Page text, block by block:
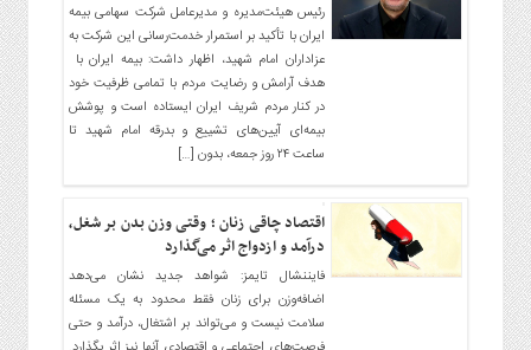
رئیس هیئت‌مدیره و مدیرعامل شرکت سهامی بیمه
ایران با تأکید بر استمرار خدمت‌رسانی این شرکت به
عزاداران امام شهید، اظهار داشت: بیمه ایران با
هدف آرامش و رضایت مردم با تمامی ظرفیت‌ خود
در کنار مردم شریف ایران ایستاده است و پوشش
بیمه‌ای آیین‌های تشییع و بدرقه امام شهید تا
ساعت ۲۴ روز جمعه، بدون […]
اقتصاد چاقی زنان ؛ وقتی وزن بدن بر شغل،
درآمد و ازدواج اثر می‌گذارد
فایننشال تایمز: شواهد جدید نشان می‌دهد
اضافه‌وزن برای زنان فقط محدود به یک مسئله
سلامت نیست و می‌تواند بر اشتغال، درآمد و حتی